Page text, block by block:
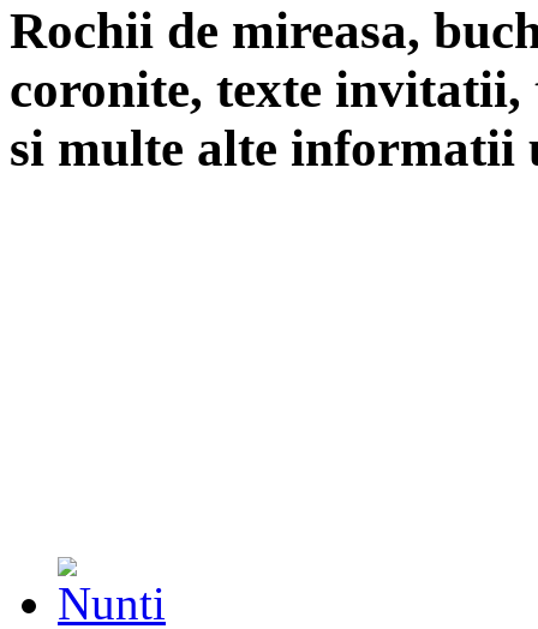
Rochii de mireasa,
coronite, texte
si multe alte informatii